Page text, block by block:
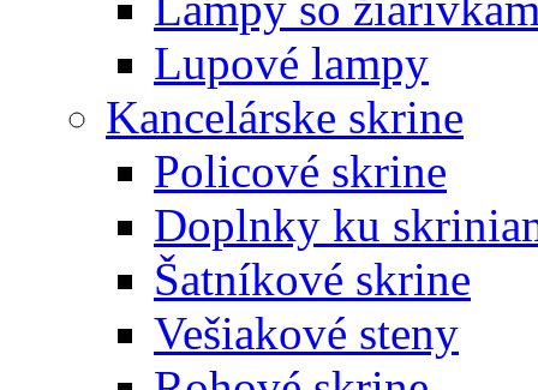
Lupové lampy
Kancelárske skrine
Policové skrine
Doplnky ku
Šatníkové skrine
Vešiakové steny